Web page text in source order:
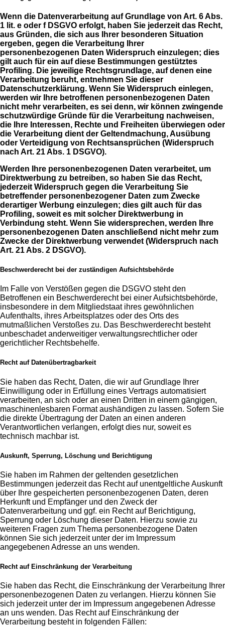
Wenn die Datenverarbeitung auf Grundlage von Art. 6 Abs.
1 lit. e oder f DSGVO erfolgt, haben Sie jederzeit das Recht,
aus Gründen, die sich aus Ihrer besonderen Situation
ergeben, gegen die Verarbeitung Ihrer
personenbezogenen Daten Widerspruch einzulegen; dies
gilt auch für ein auf diese Bestimmungen gestütztes
Profiling. Die jeweilige Rechtsgrundlage, auf denen eine
Verarbeitung beruht, entnehmen Sie dieser
Datenschutzerklärung. Wenn Sie Widerspruch einlegen,
werden wir Ihre betroffenen personenbezogenen Daten
nicht mehr verarbeiten, es sei denn, wir können zwingende
schutzwürdige Gründe für die Verarbeitung nachweisen,
die Ihre Interessen, Rechte und Freiheiten überwiegen oder
die Verarbeitung dient der Geltendmachung, Ausübung
oder Verteidigung von Rechtsansprüchen (Widerspruch
nach Art. 21 Abs. 1 DSGVO).
Werden Ihre personenbezogenen Daten verarbeitet, um
Direktwerbung zu betreiben, so haben Sie das Recht,
jederzeit Widerspruch gegen die Verarbeitung Sie
betreffender personenbezogener Daten zum Zwecke
derartiger Werbung einzulegen; dies gilt auch für das
Profiling, soweit es mit solcher Direktwerbung in
Verbindung steht. Wenn Sie widersprechen, werden Ihre
personenbezogenen Daten anschließend nicht mehr zum
Zwecke der Direktwerbung verwendet (Widerspruch nach
Art. 21 Abs. 2 DSGVO).
Beschwerderecht bei der zuständigen Aufsichtsbehörde
Im Falle von Verstößen gegen die DSGVO steht den
Betroffenen ein Beschwerderecht bei einer Aufsichtsbehörde,
insbesondere in dem Mitgliedstaat ihres gewöhnlichen
Aufenthalts, ihres Arbeitsplatzes oder des Orts des
mutmaßlichen Verstoßes zu. Das Beschwerderecht besteht
unbeschadet anderweitiger verwaltungsrechtlicher oder
gerichtlicher Rechtsbehelfe.
Recht auf Datenübertragbarkeit
Sie haben das Recht, Daten, die wir auf Grundlage Ihrer
Einwilligung oder in Erfüllung eines Vertrags automatisiert
verarbeiten, an sich oder an einen Dritten in einem gängigen,
maschinenlesbaren Format aushändigen zu lassen. Sofern Sie
die direkte Übertragung der Daten an einen anderen
Verantwortlichen verlangen, erfolgt dies nur, soweit es
technisch machbar ist.
Auskunft, Sperrung, Löschung und Berichtigung
Sie haben im Rahmen der geltenden gesetzlichen
Bestimmungen jederzeit das Recht auf unentgeltliche Auskunft
über Ihre gespeicherten personenbezogenen Daten, deren
Herkunft und Empfänger und den Zweck der
Datenverarbeitung und ggf. ein Recht auf Berichtigung,
Sperrung oder Löschung dieser Daten. Hierzu sowie zu
weiteren Fragen zum Thema personenbezogene Daten
können Sie sich jederzeit unter der im Impressum
angegebenen Adresse an uns wenden.
Recht auf Einschränkung der Verarbeitung
Sie haben das Recht, die Einschränkung der Verarbeitung Ihrer
personenbezogenen Daten zu verlangen. Hierzu können Sie
sich jederzeit unter der im Impressum angegebenen Adresse
an uns wenden. Das Recht auf Einschränkung der
Verarbeitung besteht in folgenden Fällen: